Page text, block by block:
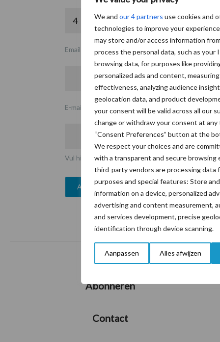
We and our 4 partners use cookies and
technologies to improve your
may store and/or access information
process the personal data, such as your
browsing data, for purposes like
personalized ads and content,
effectiveness, analyzing audience
geolocation data, and product
your consent will be valid across all our
change or withdraw your consent at any
“Consent Preferences” button at the
We respect your choices and are
with a transparent and secure browsing
third-party vendors are processing data
purposes and special features: Store
information on a device, personalized
advertising and content measurement,
and services development, precise
identification through device scanning.
Aanpassen Alles afwijzen
Email
E-mailadres
Vul hier uw e-mailadres in
Abonneren
Contact